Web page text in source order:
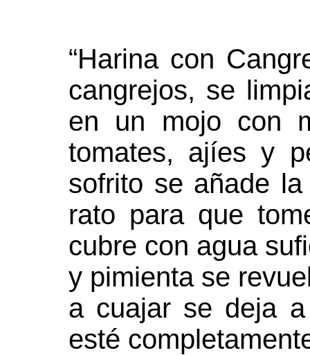
“Harina con
cangrejos, se
en un mojo con
tomates, ajíes y
sofrito se añade
rato para que
cubre con agua
y pimienta se
a cuajar se deja
esté